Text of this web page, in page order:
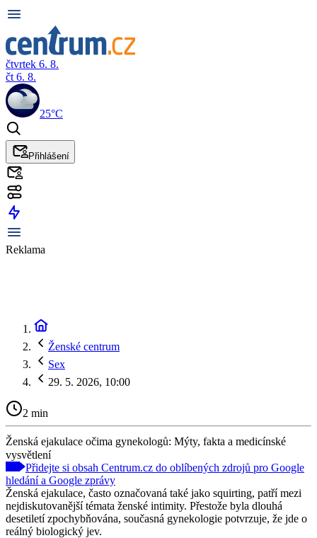
čtvrtek 6. 8.
čt 6. 8.
25°C
Přihlášení
Reklama
Ženské centrum
Sex
29. 5. 2026, 10:00
2 min
Ženská ejakulace očima gynekologů: Mýty, fakta a medicínské
vysvětlení
Přidejte si obsah Centrum.cz do oblíbených zdrojů pro Google
hledání a Google zprávy
Ženská ejakulace, často označovaná také jako squirting, patří mezi
nejdiskutovanější témata ženské intimity. Přestože byla dlouhá
desetiletí zpochybňována, současná gynekologie potvrzuje, že jde o
reálný biologický jev.